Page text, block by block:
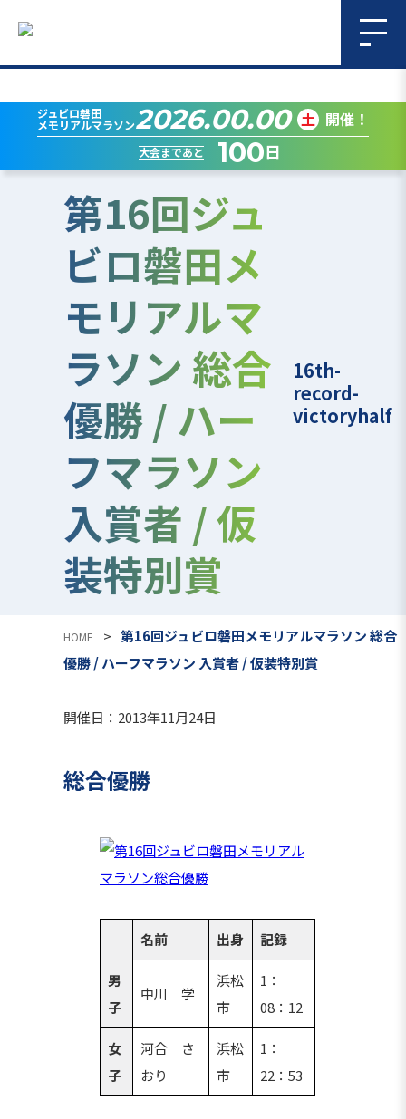
ジュビロ磐田
メモリアルマラソン2026.00.00 土 開催！
大会まであと 100日
第16回ジュ
ビロ磐田メ
モリアルマ
ラソン 総合
優勝 / ハー
フマラソン
入賞者 / 仮
装特別賞
16th-
record-
victoryhalf
HOME > 第16回ジュビロ磐田メモリアルマラソン 総合
優勝 / ハーフマラソン 入賞者 / 仮装特別賞
開催日：2013年11月24日
総合優勝
名前 出身 記録
男
子
中川 学
浜松
市
1：
08：12
女
子
河合 さ
おり
浜松
市
1：
22：53